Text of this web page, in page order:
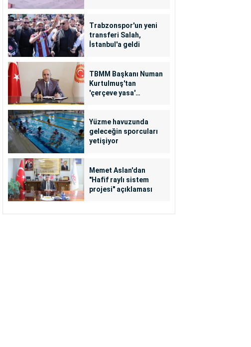
Trabzonspor'un yeni
transferi Salah,
İstanbul'a geldi
TBMM Başkanı Numan
Kurtulmuş'tan
'çerçeve yasa'
Yüzme havuzunda
geleceğin sporcuları
yetişiyor
Memet Aslan'dan
"Hafif raylı sistem
projesi" açıklaması